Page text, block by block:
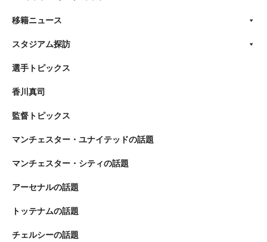
移籍ニュース
スタジアム探訪
選手トピックス
香川真司
監督トピックス
マンチェスター・ユナイテッドの話題
マンチェスター・シティの話題
アーセナルの話題
トッテナムの話題
チェルシーの話題